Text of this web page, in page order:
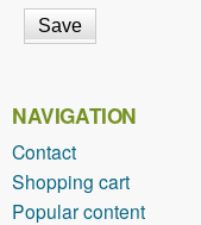
NAVIGATION
Contact
Shopping cart
Popular content